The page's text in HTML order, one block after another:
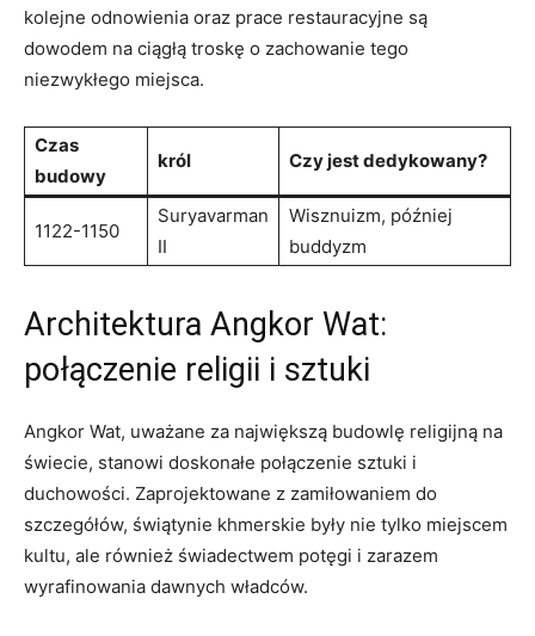
kolejne odnowienia oraz prace restauracyjne są
dowodem na ciągłą troskę o zachowanie tego
niezwykłego miejsca.
Czas
budowy
król Czy jest dedykowany?
1122-1150
Suryavarman
II
Wisznuizm, później
buddyzm
Architektura Angkor Wat:
połączenie religii i sztuki
Angkor Wat, uważane za największą budowlę religijną na
świecie, stanowi doskonałe połączenie sztuki i
duchowości. Zaprojektowane z zamiłowaniem do
szczegółów, świątynie khmerskie były nie tylko miejscem
kultu, ale również świadectwem potęgi i zarazem
wyrafinowania dawnych władców.